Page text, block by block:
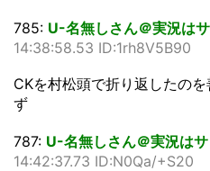
785: U-名無しさん＠実況は
14:38:58.53 ID:1rh8V5B90
CKを村松頭で折り返したの
ず
787: U-名無しさん＠実況は
14:42:37.73 ID:N0Qa/+S20